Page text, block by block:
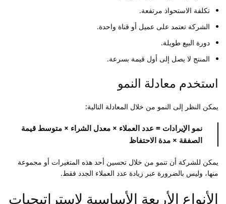
تكلفة الاستحواذ مرتفعة.
الشركة تعتمد على عميل أو قناة واحدة.
دورة البيع طويلة.
المنتج لا يصل إلى أول قيمة بسرعة.
استخدم معادلة النمو
يمكن النظر إلى النمو من خلال المعادلة التالية:
نمو الإيرادات = عدد العملاء × معدل الشراء × متوسط قيمة
الصفقة × مدة الاحتفاظ
يمكن للشركة أن تنمو من خلال تحسين أحد هذه المتغيرات أو مجموعة
منها، وليس بالضرورة عبر زيادة عدد العملاء الجدد فقط.
الأنواع الأربعة الأساسية لاستراتيجيات